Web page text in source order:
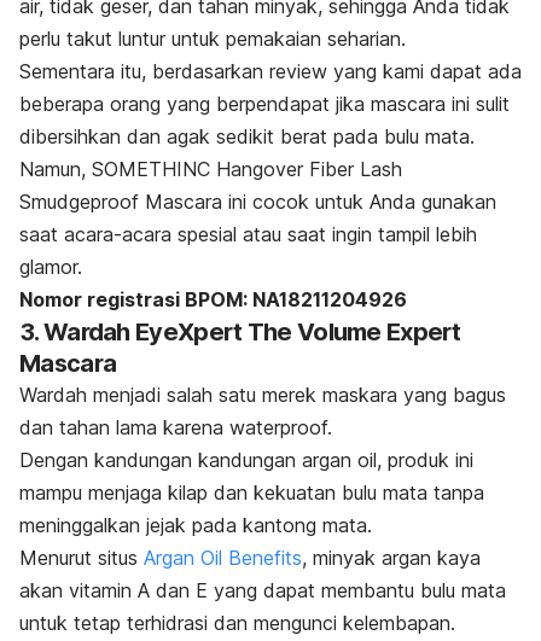
air, tidak geser, dan tahan minyak, sehingga Anda tidak
perlu takut luntur untuk pemakaian seharian.
Sementara itu, berdasarkan review yang kami dapat ada
beberapa orang yang berpendapat jika mascara ini sulit
dibersihkan dan agak sedikit berat pada bulu mata.
Namun, SOMETHINC Hangover Fiber Lash
Smudgeproof Mascara ini cocok untuk Anda gunakan
saat acara-acara spesial atau saat ingin tampil lebih
glamor.
Nomor registrasi BPOM: NA18211204926
3. Wardah EyeXpert The Volume Expert
Mascara
Wardah menjadi salah satu merek maskara yang bagus
dan tahan lama karena waterproof.
Dengan kandungan kandungan argan oil, produk ini
mampu menjaga kilap dan kekuatan bulu mata tanpa
meninggalkan jejak pada kantong mata.
Menurut situs Argan Oil Benefits, minyak argan kaya
akan vitamin A dan E yang dapat membantu bulu mata
untuk tetap terhidrasi dan mengunci kelembapan.